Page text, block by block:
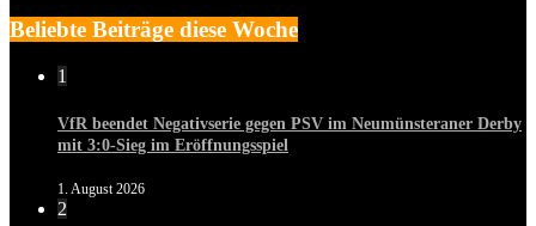
Beliebte Beiträge diese Woche
1
VfR beendet Negativserie gegen PSV im Neumünsteraner Derby
mit 3:0-Sieg im Eröffnungsspiel
1. August 2026
2